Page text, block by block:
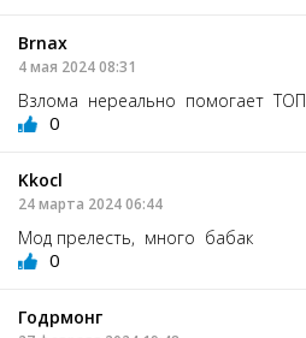
Brnax
4 мая 2024 08:31
Взлома нереально помогает ТОП
0
Kkocl
24 марта 2024 06:44
Мод прелесть, много бабак
0
Годрмонг